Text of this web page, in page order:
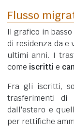
Flusso
Il grafico in
di residenza da e
ultimi anni. I
come iscritti e
Fra gli iscritti,
trasferimenti di
dall'estero e
per rettifiche